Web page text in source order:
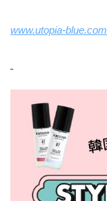
www.utopia-blue.com